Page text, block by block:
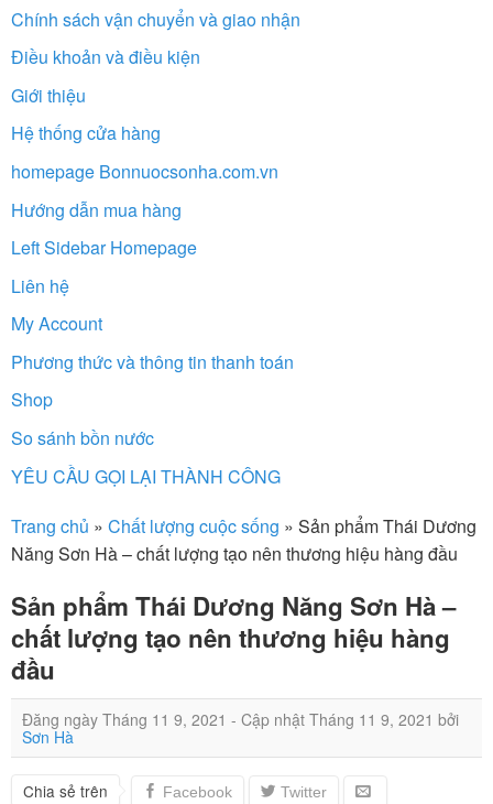
Chính sách vận chuyển và giao nhận
Điều khoản và điều kiện
Giới thiệu
Hệ thống cửa hàng
homepage Bonnuocsonha.com.vn
Hướng dẫn mua hàng
Left Sidebar Homepage
Liên hệ
My Account
Phương thức và thông tin thanh toán
Shop
So sánh bồn nước
YÊU CẦU GỌI LẠI THÀNH CÔNG
Trang chủ » Chất lượng cuộc sống » Sản phẩm Thái Dương
Năng Sơn Hà – chất lượng tạo nên thương hiệu hàng đầu
Sản phẩm Thái Dương Năng Sơn Hà –
chất lượng tạo nên thương hiệu hàng
đầu
Đăng ngày Tháng 11 9, 2021 - Cập nhật Tháng 11 9, 2021 bởi
Sơn Hà
Chia sẻ trên